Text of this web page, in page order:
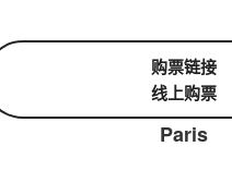
购票链接
线上购票
Paris